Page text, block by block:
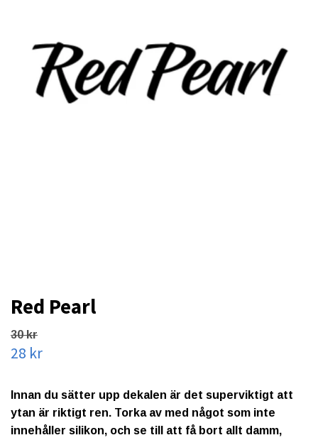
Red Pearl
30 kr
28 kr
Innan du sätter upp dekalen är det superviktigt att
ytan är riktigt ren. Torka av med något som inte
innehåller silikon, och se till att få bort allt damm,